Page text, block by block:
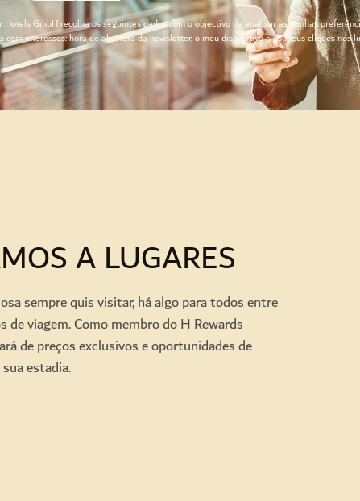
GmbH recolha os seguintes dados com o objectivo de analisar as minhas
com interesses: hora de abertura da newsletter, o meu dispositivo e os meus cliques nos
A LUGARES
sempre quis visitar, há algo para todos entre
viagem. Como membro do H Rewards
de preços exclusivos e oportunidades de
estadia.